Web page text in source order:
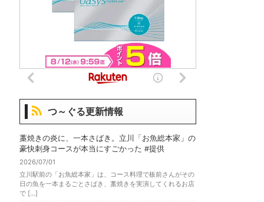
つ～ぐる更新情報
藁焼きの炎に、一本さばき。立川「お魚総本家」の
豪快刺身コースが本当にすごかった #提供
2026/07/01
立川駅前の「お魚総本家」は、コース料理で板前さんがその
日の魚を一本まるごとさばき、藁焼きを実演してくれるお店
で […]